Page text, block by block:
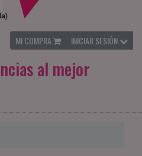
MI COMPRA INICIAR SESIÓN
al mejor